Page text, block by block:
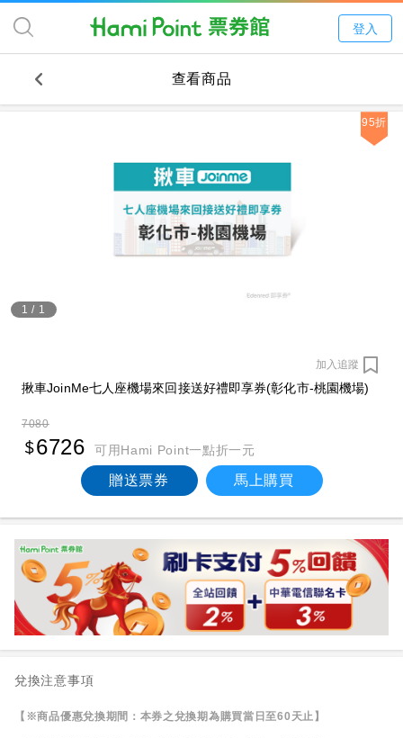
登入
查看商品
1 / 1
95折
加入追蹤
揪車JoinMe七人座機場來回接送好禮即享券(彰化市-桃園機場)
7080
6726 可用Hami Point一點折一元
贈送票券 馬上購買
兌換注意事項
【※商品優惠兌換期間：本券之兌換期為購買當日至60天止】